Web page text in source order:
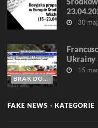
30
BRAK DOWODÓW
Ukrainy
15
FAKE NEWS - KATEGORIE